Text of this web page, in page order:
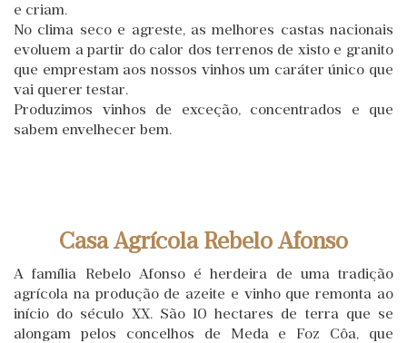
e criam.
No clima seco e agreste, as melhores castas nacionais
evoluem a partir do calor dos terrenos de xisto e granito
que emprestam aos nossos vinhos um caráter único que
vai querer testar.
Produzimos vinhos de exceção, concentrados e que
sabem envelhecer bem.
Casa Agrícola Rebelo Afonso
A família Rebelo Afonso é herdeira de uma tradição
agrícola na produção de azeite e vinho que remonta ao
início do século XX. São 10 hectares de terra que se
alongam pelos concelhos de Meda e Foz Côa, que